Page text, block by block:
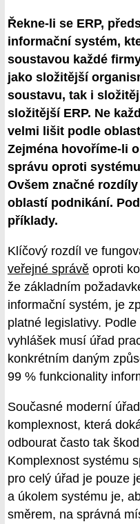
Řekne-li se ERP,
informační systém,
soustavou každé
jako složitější
soustavu, tak i
složitější ERP. Ne
velmi lišit podle
Zejména hovoříme-li
správu oproti
Ovšem značné
oblastí podnikání.
příklady.
Klíčový rozdíl ve
veřejné správě oproti
že základním
informační systém, je
platné legislativy.
vyhlášek musí úřad
konkrétním daným
99 % funkcionality
Současné moderní
komplexnost, která
odbourat často tak
Komplexnost systému
pro celý úřad je pouze
a úkolem systému je,
směrem, na správná